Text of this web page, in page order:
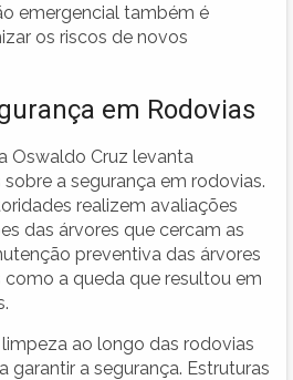
emergencial também é
os riscos de novos
em Rodovias
Oswaldo Cruz levanta
a segurança em rodovias.
realizem avaliações
das árvores que cercam as
preventiva das árvores
a queda que resultou em
ao longo das rodovias
garantir a segurança. Estruturas